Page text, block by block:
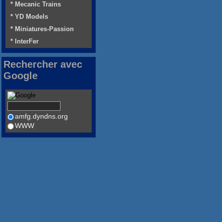
* Mecanic Trains
* YD Models
* Miniatures-Passion
* InterFer
Rechercher avec
Google
amfg.dyndns.org
WWW